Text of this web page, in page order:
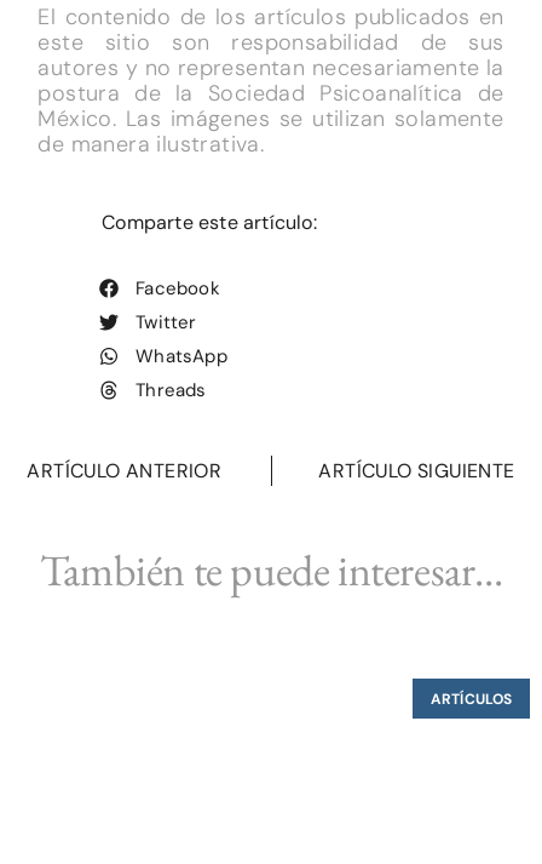
El contenido de los artículos publicados en
este sitio son responsabilidad de sus
autores y no representan necesariamente la
postura de la Sociedad Psicoanalítica de
México. Las imágenes se utilizan solamente
de manera ilustrativa.
Comparte este artículo:
Facebook
Twitter
WhatsApp
Threads
ARTÍCULO ANTERIOR ARTÍCULO SIGUIENTE
También te puede interesar...
ARTÍCULOS